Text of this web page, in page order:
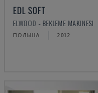
EDL SOFT
ELWOOD - BEKLEME MAKINESI
ПОЛЬША 2012